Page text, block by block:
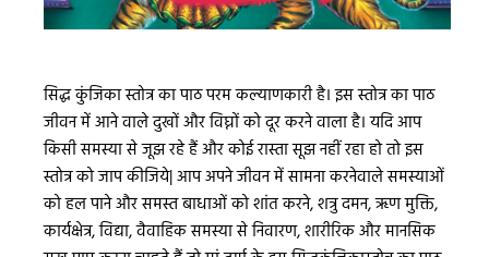
सिद्ध कुंजिका स्तोत्र का पाठ परम कल्याणकारी है। इस स्तोत्र का पाठ
जीवन में आने वाले दुखों और विघ्नों को दूर करने वाला है। यदि आप
किसी समस्या से जूझ रहे हैं और कोई रास्ता सूझ नहीं रहा हो तो इस
स्तोत्र को जाप कीजिये| आप अपने जीवन में सामना करनेवाले समस्याओं
को हल पाने और समस्त बाधाओं को शांत करने, शत्रु दमन, ऋण मुक्ति,
कार्यक्षेत्र, विद्या, वैवाहिक समस्या से निवारण, शारीरिक और मानसिक